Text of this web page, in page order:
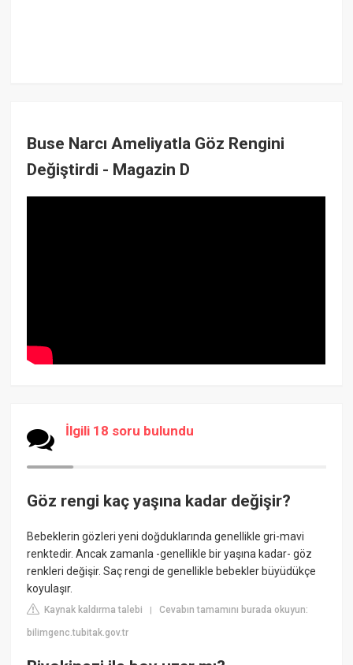
Buse Narcı Ameliyatla Göz Rengini
Değiştirdi - Magazin D
İlgili 18 soru bulundu
Göz rengi kaç yaşına kadar değişir?
Bebeklerin gözleri yeni doğduklarında genellikle gri-mavi
renktedir. Ancak zamanla -genellikle bir yaşına kadar- göz
renkleri değişir. Saç rengi de genellikle bebekler büyüdükçe
koyulaşır.
Kaynak kaldırma talebi |Cevabın tamamını burada okuyun:
bilimgenc.tubitak.gov.tr